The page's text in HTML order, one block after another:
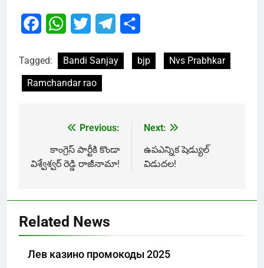
FacebookWhatsApp
Twitter Telegram
Tagged: Bandi Sanjay bjp
Nvs Prabhkar
Ramchandar rao
navigation
Previous:
కాంగ్రెస్ పార్టీకి కొండా
విశ్వేశ్వర్ రెడ్డి రాజీనామా!
Next:
ఉపఎన్నిక షెడ్యుల్
విడుద‌ల‌!
Related News
Лев казино промокоды 2025